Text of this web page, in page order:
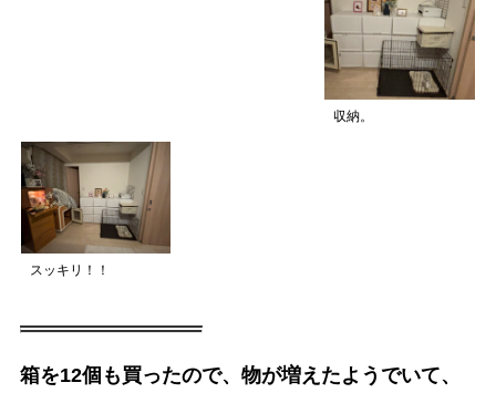
収納。
スッキリ！！
箱を12個も買ったので、物が増えたようでいて、